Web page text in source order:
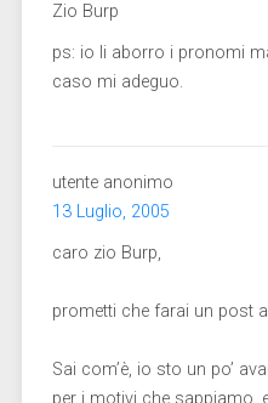
Zio Burp
ps: io li aborro i pronomi
caso mi adeguo.
utente anonimo
13 Luglio, 2005
caro zio Burp,
prometti che farai un post
Sai com’è, io sto un po’
per i motivi che sappiamo,